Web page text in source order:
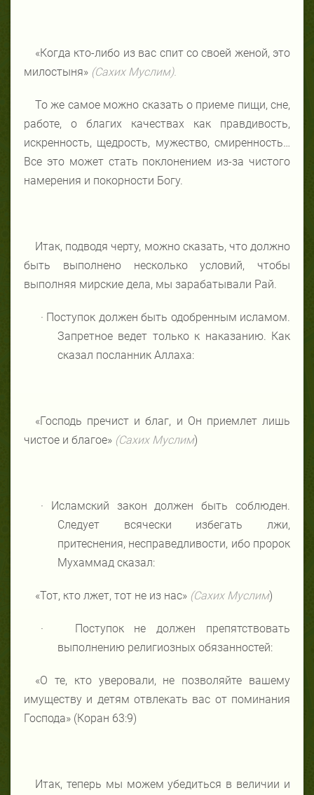
«Когда кто-либо из вас спит со своей женой, это
милостыня» (Сахих Муслим).
То же самое можно сказать о приеме пищи, сне,
работе, о благих качествах как правдивость,
искренность, щедрость, мужество, смиренность…
Все это может стать поклонением из-за чистого
намерения и покорности Богу.
Итак, подводя черту, можно сказать, что должно
быть выполнено несколько условий, чтобы
выполняя мирские дела, мы зарабатывали Рай.
· Поступок должен быть одобренным исламом.
Запретное ведет только к наказанию. Как
сказал посланник Аллаха:
«Господь пречист и благ, и Он приемлет лишь
чистое и благое» (Сахих Муслим)
·
Исламский закон должен быть соблюден.
Следует всячески избегать лжи,
притеснения, несправедливости, ибо пророк
Мухаммад сказал:
«Тот, кто лжет, тот не из нас» (Сахих Муслим)
·
Поступок не должен препятствовать
выполнению религиозных обязанностей:
«О те, кто уверовали, не позволяйте вашему
имуществу и детям отвлекать вас от поминания
Господа» (Коран 63:9)
Итак, теперь мы можем убедиться в величии и